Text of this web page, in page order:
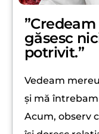
găsesc
potrivit.”
Vedeam
și mă
Acum, observ